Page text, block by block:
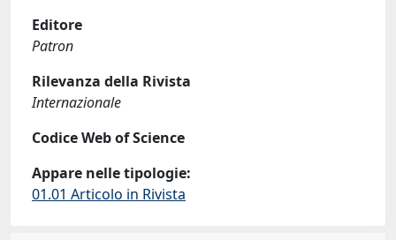
Editore
Patron
Rilevanza della Rivista
Internazionale
Codice Web of Science
Appare nelle tipologie:
01.01 Articolo in Rivista